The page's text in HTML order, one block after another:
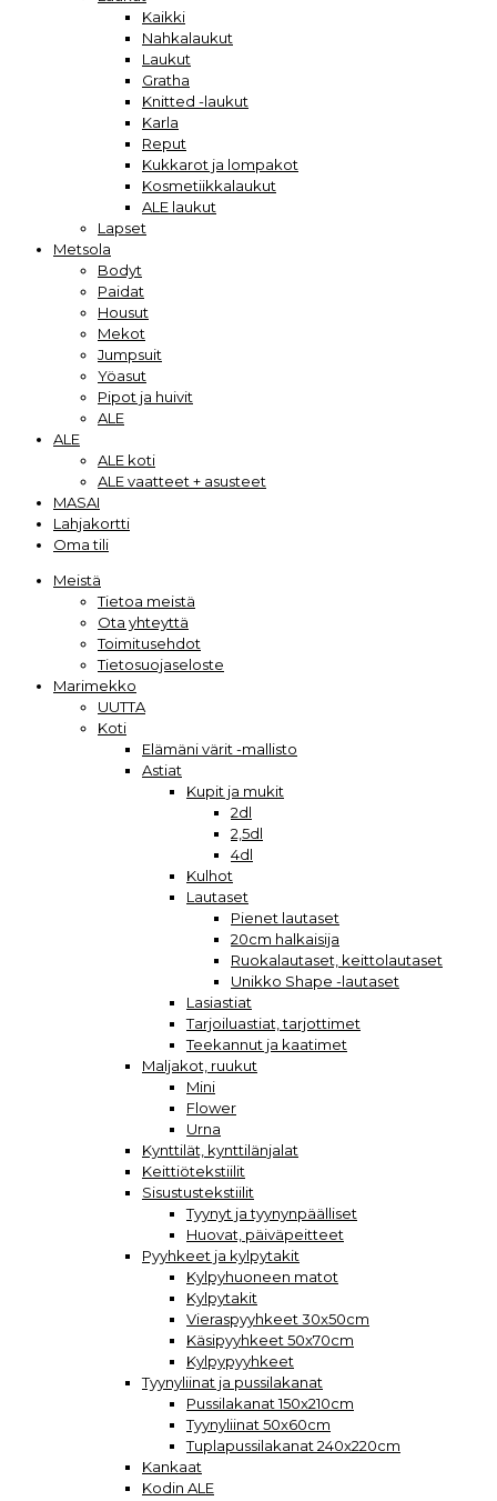
Kaikki
Nahkalaukut
Laukut
Gratha
Knitted -laukut
Karla
Reput
Kukkarot ja lompakot
Kosmetiikkalaukut
ALE laukut
Lapset
Metsola
Bodyt
Paidat
Housut
Mekot
Jumpsuit
Yöasut
Pipot ja huivit
ALE
ALE
ALE koti
ALE vaatteet + asusteet
MASAI
Lahjakortti
Oma tili
Meistä
Tietoa meistä
Ota yhteyttä
Toimitusehdot
Tietosuojaseloste
Marimekko
UUTTA
Koti
Elämäni värit -mallisto
Astiat
Kupit ja mukit
2dl
2,5dl
4dl
Kulhot
Lautaset
Pienet lautaset
20cm halkaisija
Ruokalautaset, keittolautaset
Unikko Shape -lautaset
Lasiastiat
Tarjoiluastiat, tarjottimet
Teekannut ja kaatimet
Maljakot, ruukut
Mini
Flower
Urna
Kynttilät, kynttilänjalat
Keittiötekstiilit
Sisustustekstiilit
Tyynyt ja tyynynpäälliset
Huovat, päiväpeitteet
Pyyhkeet ja kylpytakit
Kylpyhuoneen matot
Kylpytakit
Vieraspyyhkeet 30x50cm
Käsipyyhkeet 50x70cm
Kylpypyyhkeet
Tyynyliinat ja pussilakanat
Pussilakanat 150x210cm
Tyynyliinat 50x60cm
Tuplapussilakanat 240x220cm
Kankaat
Kodin ALE